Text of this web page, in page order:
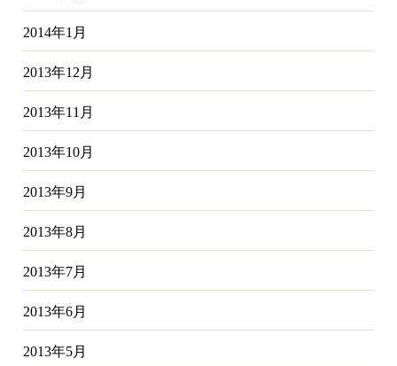
2014年1月
2013年12月
2013年11月
2013年10月
2013年9月
2013年8月
2013年7月
2013年6月
2013年5月